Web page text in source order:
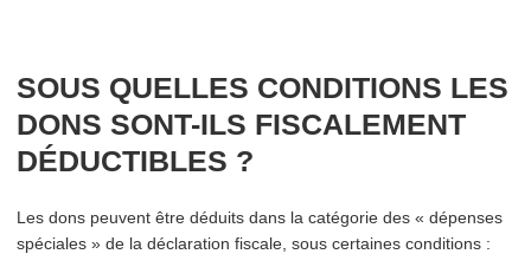
SOUS QUELLES CONDITIONS LES
DONS SONT-ILS FISCALEMENT
DÉDUCTIBLES ?
Les dons peuvent être déduits dans la catégorie des « dépenses
spéciales » de la déclaration fiscale, sous certaines conditions :